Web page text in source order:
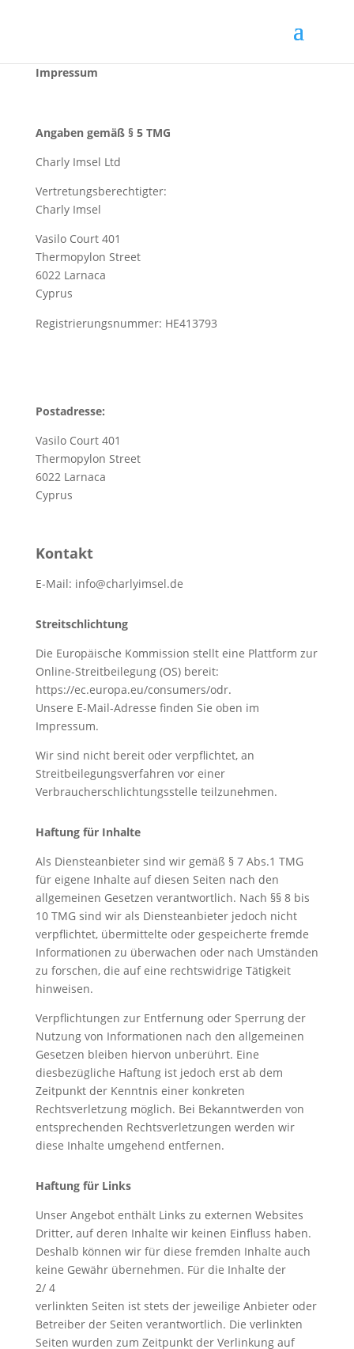
Impressum
Angaben gemäß § 5 TMG
Charly Imsel Ltd
Vertretungsberechtigter:
Charly Imsel
Vasilo Court 401
Thermopylon Street
6022 Larnaca
Cyprus
Registrierungsnummer: HE413793
Postadresse:
Vasilo Court 401
Thermopylon Street
6022 Larnaca
Cyprus
Kontakt
E-Mail: info@charlyimsel.de
Streitschlichtung
Die Europäische Kommission stellt eine Plattform zur
Online-Streitbeilegung (OS) bereit:
https://ec.europa.eu/consumers/odr.
Unsere E-Mail-Adresse finden Sie oben im
Impressum.
Wir sind nicht bereit oder verpflichtet, an
Streitbeilegungsverfahren vor einer
Verbraucherschlichtungsstelle teilzunehmen.
Haftung für Inhalte
Als Diensteanbieter sind wir gemäß § 7 Abs.1 TMG
für eigene Inhalte auf diesen Seiten nach den
allgemeinen Gesetzen verantwortlich. Nach §§ 8 bis
10 TMG sind wir als Diensteanbieter jedoch nicht
verpflichtet, übermittelte oder gespeicherte fremde
Informationen zu überwachen oder nach Umständen
zu forschen, die auf eine rechtswidrige Tätigkeit
hinweisen.
Verpflichtungen zur Entfernung oder Sperrung der
Nutzung von Informationen nach den allgemeinen
Gesetzen bleiben hiervon unberührt. Eine
diesbezügliche Haftung ist jedoch erst ab dem
Zeitpunkt der Kenntnis einer konkreten
Rechtsverletzung möglich. Bei Bekanntwerden von
entsprechenden Rechtsverletzungen werden wir
diese Inhalte umgehend entfernen.
Haftung für Links
Unser Angebot enthält Links zu externen Websites
Dritter, auf deren Inhalte wir keinen Einfluss haben.
Deshalb können wir für diese fremden Inhalte auch
keine Gewähr übernehmen. Für die Inhalte der
2/ 4
verlinkten Seiten ist stets der jeweilige Anbieter oder
Betreiber der Seiten verantwortlich. Die verlinkten
Seiten wurden zum Zeitpunkt der Verlinkung auf